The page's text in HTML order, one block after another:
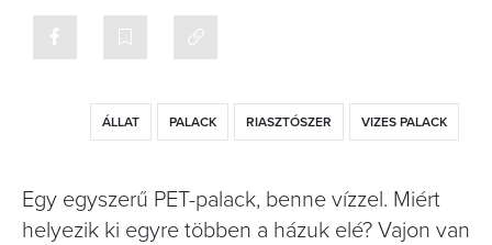
ÁLLAT PALACK RIASZTÓSZER VIZES PALACK
Egy egyszerű PET-palack, benne vízzel. Miért
helyezik ki egyre többen a házuk elé? Vajon van